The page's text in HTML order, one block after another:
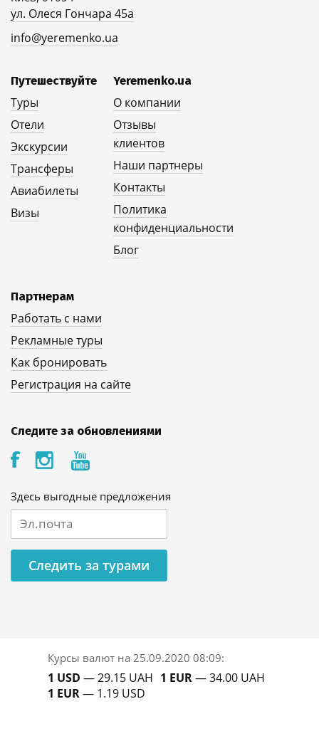
ул. Олеся Гончара 45а
info@yeremenko.ua
Путешествуйте
Туры
Отели
Экскурсии
Трансферы
Авиабилеты
Визы
Yeremenko.ua
О компании
Отзывы
клиентов
Наши партнеры
Контакты
Политика
конфиденциальности
Блог
Партнерам
Работать с нами
Рекламные туры
Как бронировать
Регистрация на сайте
Следите за обновлениями
Здесь выгодные предложения
Следить за турами
Курсы валют на 25.09.2020 08:09:
1 USD — 29.15 UAH
1 EUR— 1.19 USD
1 EUR— 34.00 UAH